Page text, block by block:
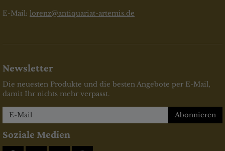
E-Mail: lorenz@antiquariat-artemis.de
Newsletter
Die neuesten Produkte und die besten Angebote per E-Mail,
damit Ihr nichts mehr verpasst.
Newsletter
Abonnieren
Soziale Medien